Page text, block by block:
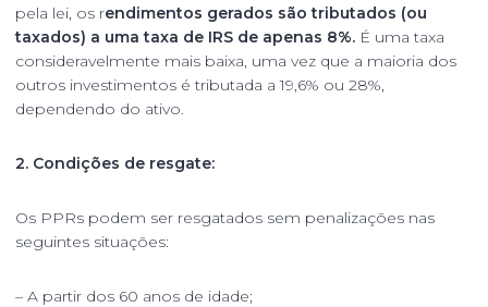
pela lei, os rendimentos gerados são tributados (ou
taxados) a uma taxa de IRS de apenas 8%. É uma taxa
consideravelmente mais baixa, uma vez que a maioria dos
outros investimentos é tributada a 19,6% ou 28%,
dependendo do ativo.
2. Condições de resgate:
Os PPRs podem ser resgatados sem penalizações nas
seguintes situações:
– A partir dos 60 anos de idade;